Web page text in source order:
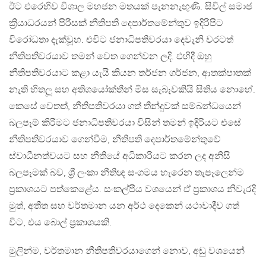
ඊට එරෙහිව විශාල මහජන මතයක් පැනනැඟුණි. සිවිල් සමාජ
ක්‍රියාධරයන් පිරිසක් නීතිපති දෙපාර්තමේන්තුව ඉදිරිපිට
විරෝධතා දැක්වූහ. එවිට ජනාධිපතිවරයා දෙවැනි වරටත්
නීතිපතිවරයාව තමන් වෙත ගෙන්වන ලදි. එහිදී ඔහු
නීතිපතිවරයාට කළා යැයි කියන තර්ජන ගර්ජන, ආතක්පාතක්
නැති හිතලූ සහ අතිශයෝක්තීන් මිස සැබෑවකියි සිතිය නොහේ.
කෙසේ වෙතත්, නීතිපතිවරයා ගත් තීන්දුවක් සම්බන්ධයෙන්
බලපෑම් කිරීමට ජනාධිපතිවරයා විසින් තමන් ඉදිරියට එසේ
නීතිපතිවරයාව ගෙන්වීම, නීතිපති දෙපාර්තමේන්තුවේ
ස්වාධීනත්වයට සහ නීතියේ අධිකාරියට කරන ලද අනිසි
බලපෑමක් බව, ශ්‍රී ලංකා නීතිඥ සංගමය හැරෙන තැපෑලෙන්ම
ප්‍රකාශයට පත්කෙළේය. සංකල්පීය වශයෙන් ඒ ප්‍රකාශය නිවැරදි
මුත්, අතීත සහ වර්තමාන යන අර්ථ දෙකෙන් යථාවාදීව ගත්
විට, එය බොල් ප්‍රකාශයකි.
මුලින්ම, වර්තමාන නීතිපතිවරයාගෙන් නොව, අඩු වශයෙන්